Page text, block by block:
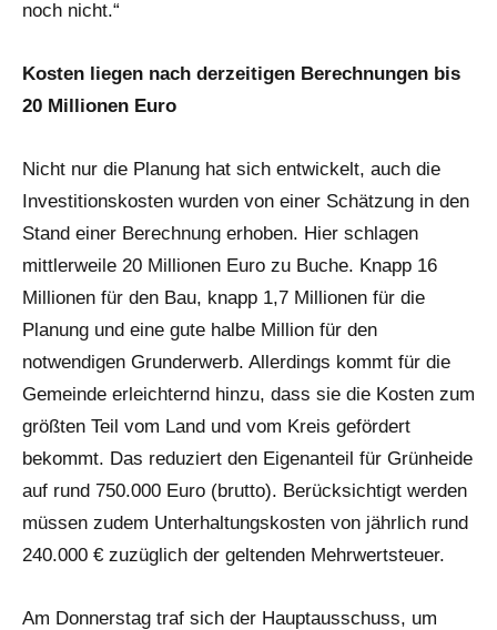
noch nicht.“
Kosten liegen nach derzeitigen Berechnungen bis
20 Millionen Euro
Nicht nur die Planung hat sich entwickelt, auch die
Investitionskosten wurden von einer Schätzung in den
Stand einer Berechnung erhoben. Hier schlagen
mittlerweile 20 Millionen Euro zu Buche. Knapp 16
Millionen für den Bau, knapp 1,7 Millionen für die
Planung und eine gute halbe Million für den
notwendigen Grunderwerb. Allerdings kommt für die
Gemeinde erleichternd hinzu, dass sie die Kosten zum
größten Teil vom Land und vom Kreis gefördert
bekommt. Das reduziert den Eigenanteil für Grünheide
auf rund 750.000 Euro (brutto). Berücksichtigt werden
müssen zudem Unterhaltungskosten von jährlich rund
240.000 € zuzüglich der geltenden Mehrwertsteuer.
Am Donnerstag traf sich der Hauptausschuss, um